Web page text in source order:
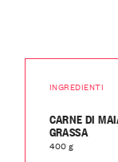
INGREDIENTI
CARNE DI
GRASSA
400 g